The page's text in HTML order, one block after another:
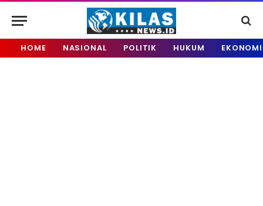
HOME NASIONAL POLITIK HUKUM EKONOMI